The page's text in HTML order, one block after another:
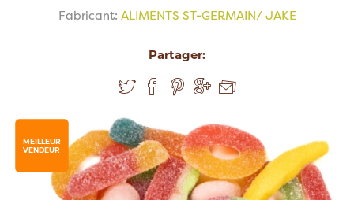
Fabricant: ALIMENTS ST-GERMAIN/ JAKE
Partager:
MEILLEUR
VENDEUR